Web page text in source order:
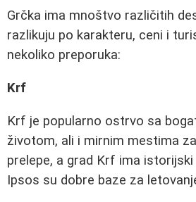
Grčka ima mnoštvo različitih
razlikuju po karakteru, ceni i
nekoliko preporuka:
Krf
Krf je popularno ostrvo sa
životom, ali i mirnim mestima
prelepe, a grad Krf ima
Ipsos su dobre baze za